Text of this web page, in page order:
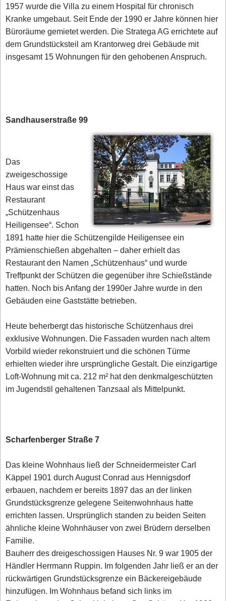
1957 wurde die Villa zu einem Hospital für chronisch
Kranke umgebaut. Seit Ende der 1990 er Jahre können hier
Büroräume gemietet werden. Die Stratega AG errichtete auf
dem Grundstücksteil am Krantorweg drei Gebäude mit
insgesamt 15 Wohnungen für den gehobenen Anspruch.
Sandhauserstraße 99
Das
zweigeschossige
Haus war einst das
Restaurant
„Schützenhaus
Heiligensee“. Schon
1891 hatte hier die Schützengilde Heiligensee ein
Prämienschießen abgehalten – daher erhielt das
Restaurant den Namen „Schützenhaus“ und wurde
Treffpunkt der Schützen die gegenüber ihre Schießstände
hatten. Noch bis Anfang der 1990er Jahre wurde in den
Gebäuden eine Gaststätte betrieben.
Heute beherbergt das historische Schützenhaus drei
exklusive Wohnungen. Die Fassaden wurden nach altem
Vorbild wieder rekonstruiert und die schönen Türme
erhielten wieder ihre ursprüngliche Gestalt. Die einzigartige
Loft-Wohnung mit ca. 212 m² hat den denkmalgeschützten
im Jugendstil gehaltenen Tanzsaal als Mittelpunkt.
Scharfenberger Straße 7
Das kleine Wohnhaus ließ der Schneidermeister Carl
Käppel 1901 durch August Conrad aus Hennigsdorf
erbauen, nachdem er bereits 1897 das an der linken
Grundstücksgrenze gelegene Seitenwohnhaus hatte
errichten lassen. Ursprünglich standen zu beiden Seiten
ähnliche kleine Wohnhäuser von zwei Brüdern derselben
Familie.
Bauherr des dreigeschossigen Hauses Nr. 9 war 1905 der
Händler Herrmann Ruppin. Im folgenden Jahr ließ er an der
rückwärtigen Grundstücksgrenze ein Bäckereigebäude
hinzufügen. Im Wohnhaus befand sich links im